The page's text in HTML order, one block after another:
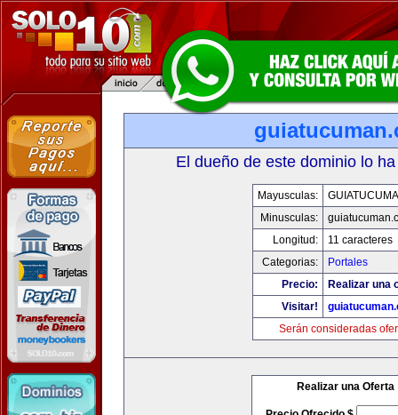
El dueño de este dominio lo
Mayusculas:
Minusculas:
Longitud:
11 caracteres
Categorias:
Portales
Precio:
Realizar una
Visitar!
Serán consideradas
Realizar una Oferta